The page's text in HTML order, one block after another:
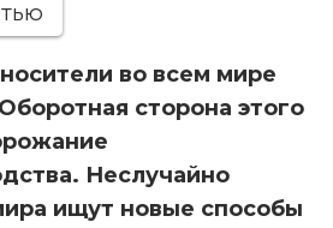
во всем мире
сторона этого
Неслучайно
ищут новые способы